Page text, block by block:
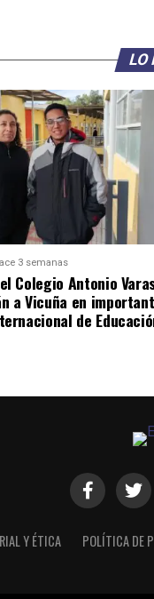
LO
3 semanas
Colegio Antonio
a Vicuña en
de
Y ÉTICA POLÍTICA DE